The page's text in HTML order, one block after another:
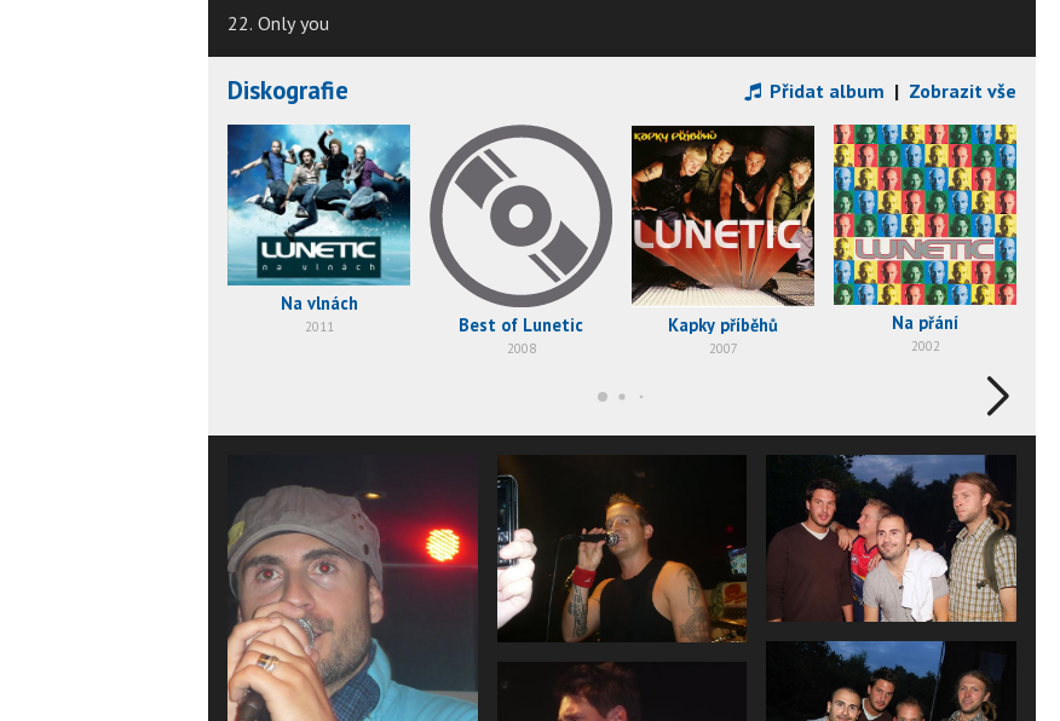
22. Only you
Diskografie Přidat album | Zobrazit vše
Na vlnách
2011 Best of Lunetic
2008
Kapky příběhů
2007
Na přání
2002